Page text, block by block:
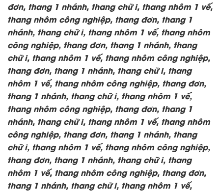
đơn, thang 1 nhánh, thang chữ i, thang nhôm 1 vế,
thang nhôm công nghiệp, thang đơn, thang 1
nhánh, thang chữ i, thang nhôm 1 vế, thang nhôm
công nghiệp, thang đơn, thang 1 nhánh, thang
chữ i, thang nhôm 1 vế, thang nhôm công nghiệp,
thang đơn, thang 1 nhánh, thang chữ i, thang
nhôm 1 vế, thang nhôm công nghiệp, thang đơn,
thang 1 nhánh, thang chữ i, thang nhôm 1 vế,
thang nhôm công nghiệp, thang đơn, thang 1
nhánh, thang chữ i, thang nhôm 1 vế, thang nhôm
công nghiệp, thang đơn, thang 1 nhánh, thang
chữ i, thang nhôm 1 vế, thang nhôm công nghiệp,
thang đơn, thang 1 nhánh, thang chữ i, thang
nhôm 1 vế, thang nhôm công nghiệp, thang đơn,
thang 1 nhánh, thang chữ i, thang nhôm 1 vế,